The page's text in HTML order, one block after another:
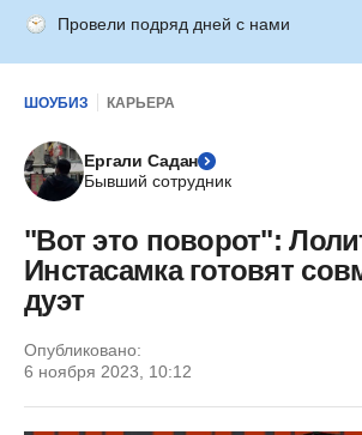
Провели подряд дней с нами
ШОУБИЗ КАРЬЕРА
Ергали Садан
Бывший сотрудник
"Вот это поворот":
Инстасамка готовят
дуэт
Опубликовано:
6 ноября 2023, 10:12